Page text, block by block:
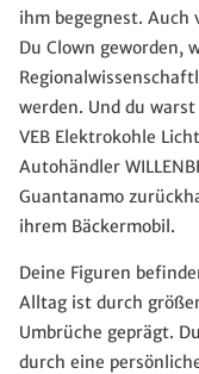
ihm begegnest. Auch
Du Clown geworden,
werden. Und du
VEB Elektrokohle
Autohändler
Guantanamo
ihrem Bäckermobil.
Deine Figuren
Alltag ist durch
Umbrüche geprägt.
durch eine